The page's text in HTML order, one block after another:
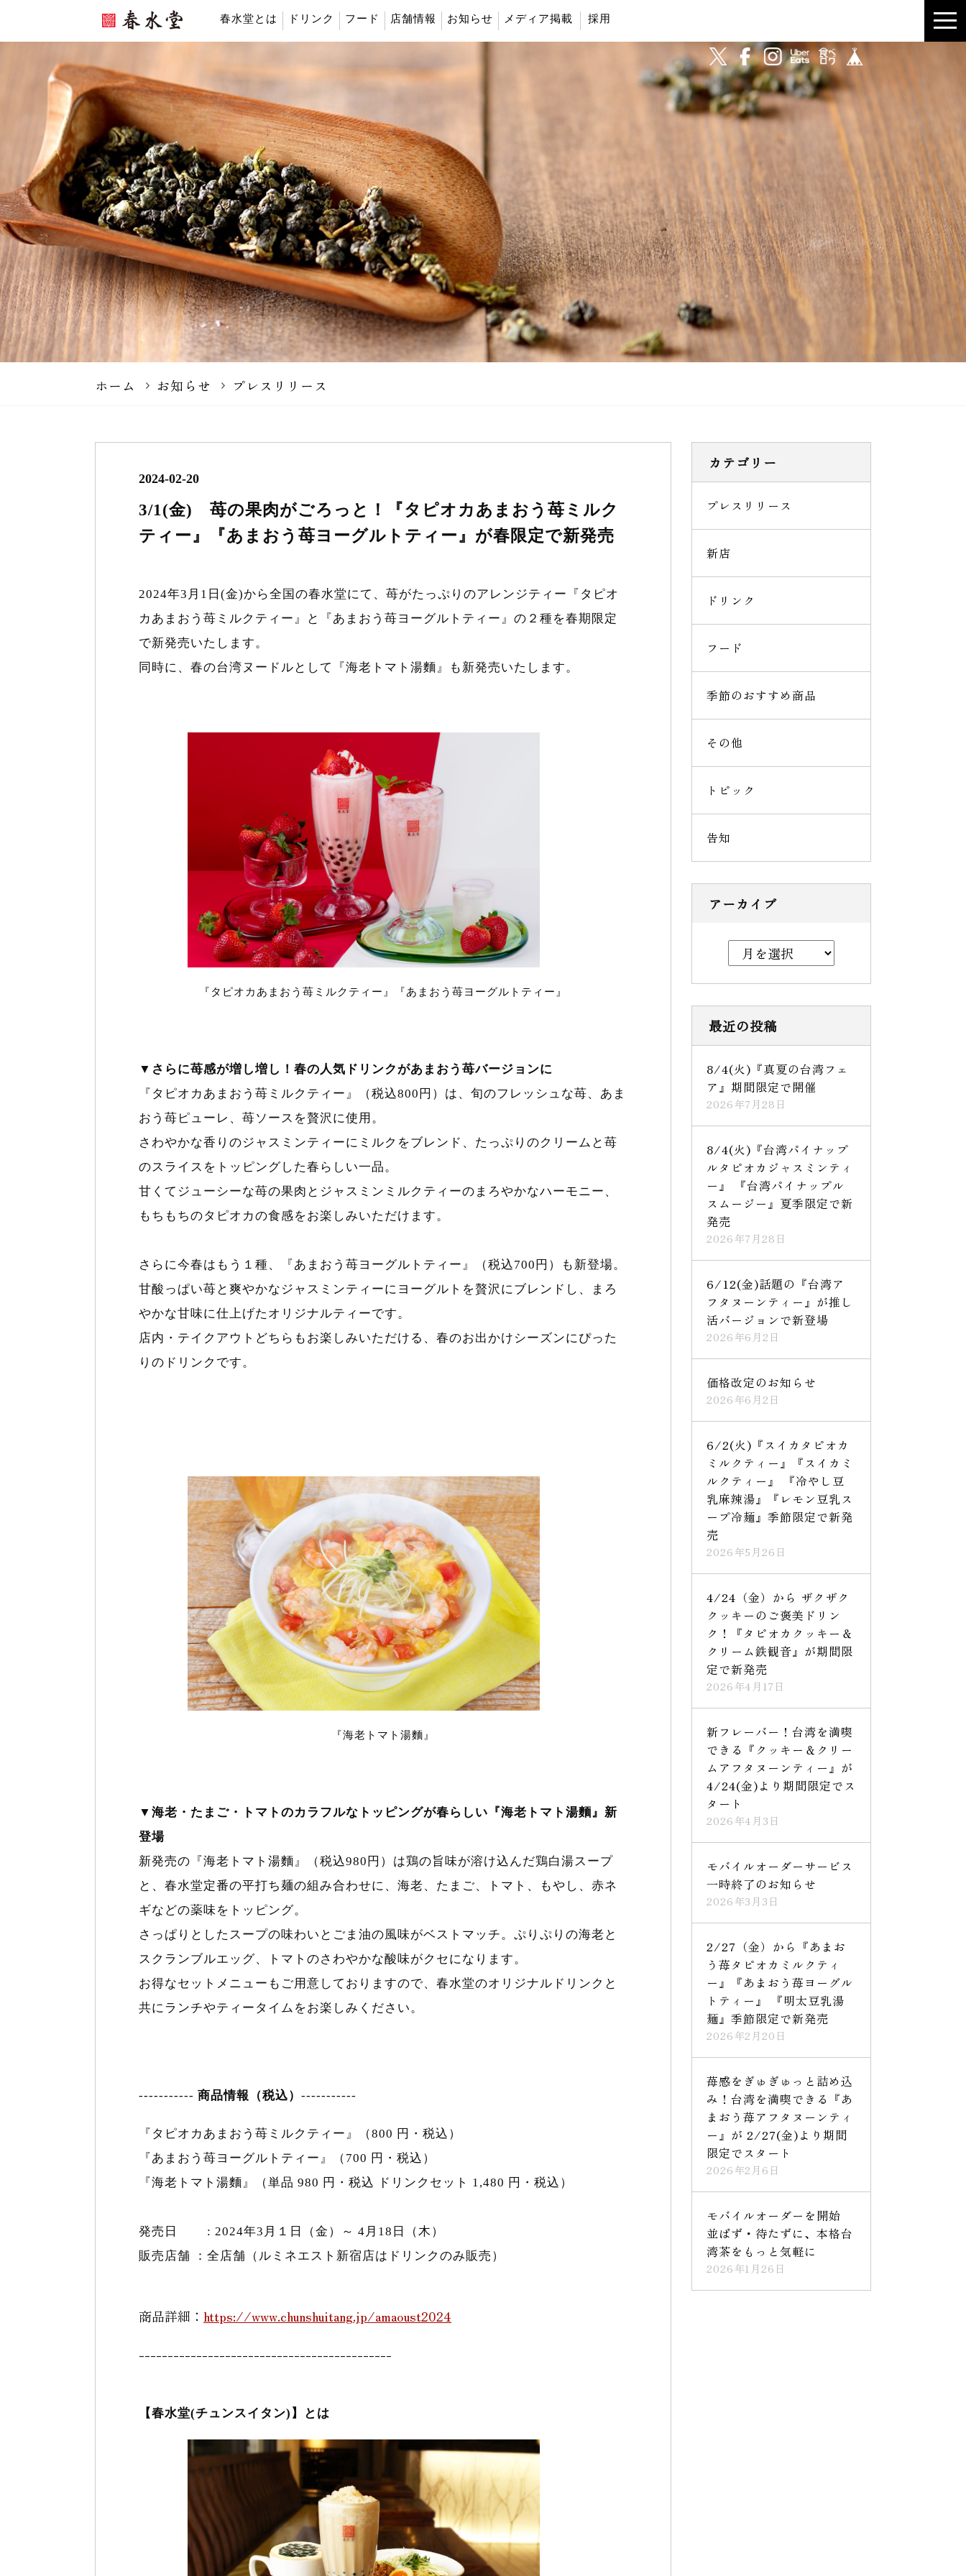
春水堂とは ドリンク フード 店舗情報 お知らせ メディア掲載 採用
ホーム お知らせ プレスリリース
2024-02-20
3/1(金) 苺の果肉がごろっと！『タピオカあまおう苺ミルク
ティー』『あまおう苺ヨーグルトティー』が春限定で新発売
2024年3月1日(金)から全国の春水堂にて、苺がたっぷりのアレンジティー『タピオ
カあまおう苺ミルクティー』と『あまおう苺ヨーグルトティー』の２種を春期限定
で新発売いたします。
同時に、春の台湾ヌードルとして『海老トマト湯麵』も新発売いたします。
『タピオカあまおう苺ミルクティー』『あまおう苺ヨーグルトティー』
▼さらに苺感が増し増し！春の人気ドリンクがあまおう苺バージョンに
『タピオカあまおう苺ミルクティー』（税込800円）は、旬のフレッシュな苺、あま
おう苺ピューレ、苺ソースを贅沢に使用。
さわやかな香りのジャスミンティーにミルクをブレンド、たっぷりのクリームと苺
のスライスをトッピングした春らしい一品。
甘くてジューシーな苺の果肉とジャスミンミルクティーのまろやかなハーモニー、
もちもちのタピオカの食感をお楽しみいただけます。
さらに今春はもう１種、『あまおう苺ヨーグルトティー』（税込700円）も新登場。
甘酸っぱい苺と爽やかなジャスミンティーにヨーグルトを贅沢にブレンドし、まろ
やかな甘味に仕上げたオリジナルティーです。
店内・テイクアウトどちらもお楽しみいただける、春のお出かけシーズンにぴった
りのドリンクです。
『海老トマト湯麵』
▼海老・たまご・トマトのカラフルなトッピングが春らしい『海老トマト湯麵』新
登場
新発売の『海老トマト湯麵』（税込980円）は鶏の旨味が溶け込んだ鶏白湯スープ
と、春水堂定番の平打ち麺の組み合わせに、海老、たまご、トマト、もやし、赤ネ
ギなどの薬味をトッピング。
さっぱりとしたスープの味わいとごま油の風味がベストマッチ。ぷりぷりの海老と
スクランブルエッグ、トマトのさわやかな酸味がクセになります。
お得なセットメニューもご用意しておりますので、春水堂のオリジナルドリンクと
共にランチやティータイムをお楽しみください。
----------- 商品情報（税込） -----------
『タピオカあまおう苺ミルクティー』（800 円・税込）
『あまおう苺ヨーグルトティー』（700 円・税込）
『海老トマト湯麵』（単品 980 円・税込 ドリンクセット 1,480 円・税込）
発売日 : 2024年3月１日（金）～ 4月18日（木）
販売店舗 ：全店舗（ルミネエスト新宿店はドリンクのみ販売）
商品詳細： https://www.chunshuitang.jp/amaoust2024
--------------------------------------------
【春水堂(チュンスイタン)】とは
カテゴリー
プレスリリース
新店
ドリンク
フード
季節のおすすめ商品
その他
トピック
告知
アーカイブ
最近の投稿
8/4(火)『真夏の台湾フェ
ア』期間限定で開催
2026年7月28日
8/4(火)『台湾パイナップ
ルタピオカジャスミンティ
ー』 『台湾パイナップル
スムージー』夏季限定で新
発売
2026年7月28日
6/12(金)話題の『台湾ア
フタヌーンティー』が推し
活バージョンで新登場
2026年6月2日
価格改定のお知らせ
2026年6月2日
6/2(火)『スイカタピオカ
ミルクティー』『スイカミ
ルクティー』 『冷やし豆
乳麻辣湯』『レモン豆乳ス
ープ冷麺』季節限定で新発
売
2026年5月26日
4/24（金）から ザクザク
クッキーのご褒美ドリン
ク！『タピオカクッキー＆
クリーム鉄観音』が期間限
定で新発売
2026年4月17日
新フレーバー！台湾を満喫
できる『クッキー＆クリー
ムアフタヌーンティー』が
4/24(金)より期間限定でス
タート
2026年4月3日
モバイルオーダーサービス
一時終了のお知らせ
2026年3月3日
2/27（金）から『あまお
う苺タピオカミルクティ
ー』『あまおう苺ヨーグル
トティー』 『明太豆乳湯
麺』季節限定で新発売
2026年2月20日
苺感をぎゅぎゅっと詰め込
み！台湾を満喫できる『あ
まおう苺アフタヌーンティ
ー』が 2/27(金)より期間
限定でスタート
2026年2月6日
モバイルオーダーを開始
並ばず・待たずに、本格台
湾茶をもっと気軽に
2026年1月26日